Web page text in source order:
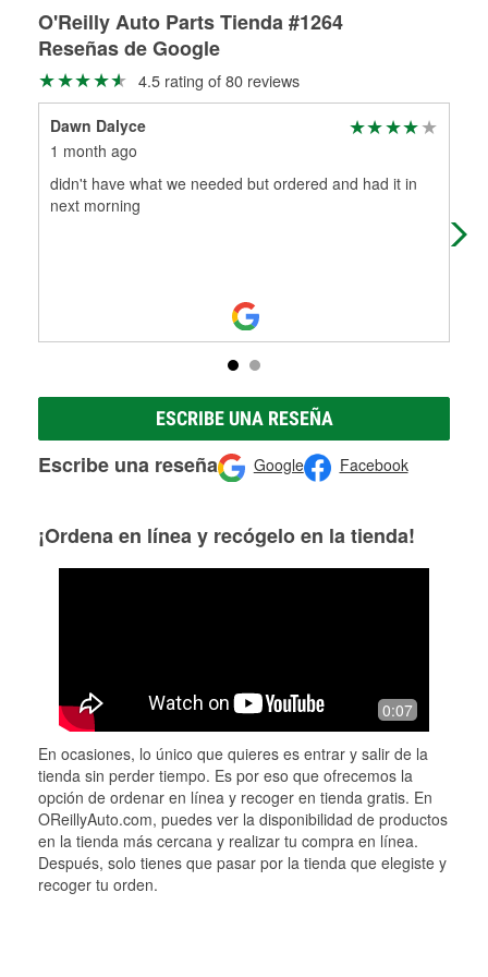
Herramientas de O'Reilly
para reparar el sistema hidráulico de tu maquinaria
agrícola o de construcción.
Más información acerca del servicio de mezcla de pintura
de O'Reilly
traigas tus partes de frenos, nuestros profesionales
medirán tus tambores o discos para determinar si pueden
ser rectificados con seguridad. Si tus tambores o discos no
pueden ser reutilizados, podemos ayudarte a encontrar las
partes de reemplazo correctas para tu reparación.
Rectificación de tambores y discos de freno
O'Reilly Auto Parts Tienda #1264
Reseñas de Google
4.5 rating of 80 reviews
Dawn Dalyce
1 month ago
didn't have what we needed but ordered and had it in
next morning
ESCRIBE UNA RESEÑA
Escribe una reseña Google Facebook
¡Ordena en línea y recógelo en la tienda!
0:07
En ocasiones, lo único que quieres es entrar y salir de la
tienda sin perder tiempo. Es por eso que ofrecemos la
opción de ordenar en línea y recoger en tienda gratis. En
OReillyAuto.com, puedes ver la disponibilidad de productos
en la tienda más cercana y realizar tu compra en línea.
Después, solo tienes que pasar por la tienda que elegiste y
recoger tu orden.